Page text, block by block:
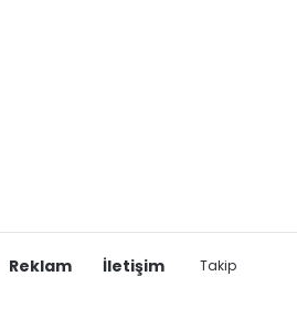
Reklam İletişim Takip